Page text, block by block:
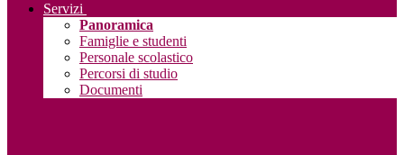
Servizi
Panoramica
Famiglie e studenti
Personale scolastico
Percorsi di studio
Documenti